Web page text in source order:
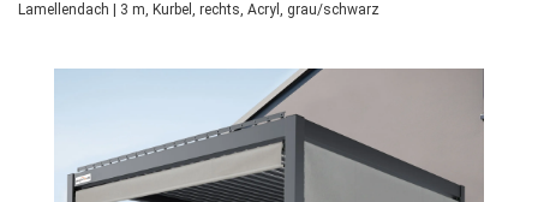
Lamellendach | 3 m, Kurbel, rechts, Acryl, grau/schwarz